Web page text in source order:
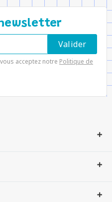
acceptez notre Politique de